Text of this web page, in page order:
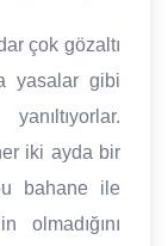
çok gözaltı
yasalar gibi
iki ayda bir
bahane ile
olmadığını